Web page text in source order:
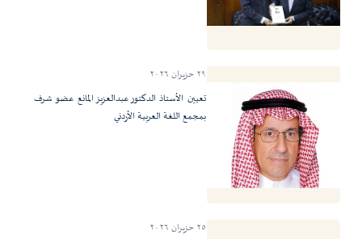
٢٩ حزيران ٢٠٢٦
تعيين الأستاذ الدكتور عبدالعزيز المانع عضو شرف
بمجمع اللغة العربية الأردني
٢٥ حزيران ٢٠٢٦